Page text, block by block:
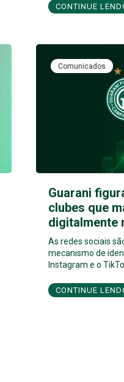
CONTINUE
Comunicados
Guarani
clubes que
digitalmente
As redes sociais
mecanismo de
Instagram e o
CONTINUE